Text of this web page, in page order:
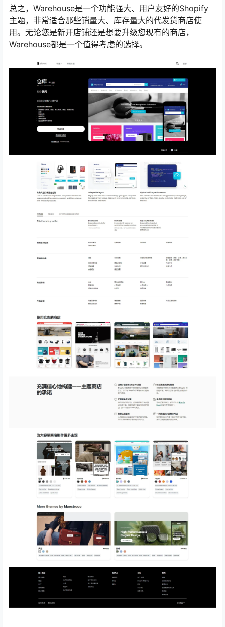
总之，Warehouse是一个功能强大、用户友好的Shopify
主题，非常适合那些销量大、库存量大的代发货商店使
用。无论您是新开店铺还是想要升级您现有的商店，
Warehouse都是一个值得考虑的选择。